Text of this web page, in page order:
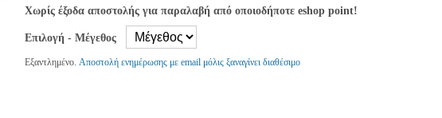
Χωρίς έξοδα αποστολής για παραλαβή από οποιοδήποτε eshop point!
Επιλογή - Μέγεθος
Εξαντλημένο. Αποστολή ενημέρωσης με email μόλις ξαναγίνει διαθέσιμο